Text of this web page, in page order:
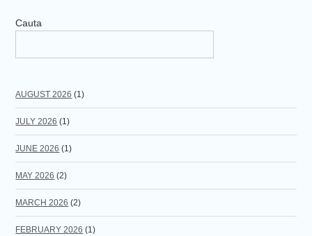
Cauta
AUGUST 2026 (1)
JULY 2026 (1)
JUNE 2026 (1)
MAY 2026 (2)
MARCH 2026 (2)
FEBRUARY 2026 (1)